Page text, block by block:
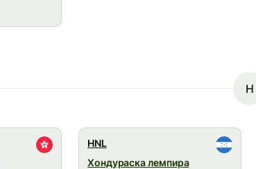
H
HNL
Хондураска лемпира